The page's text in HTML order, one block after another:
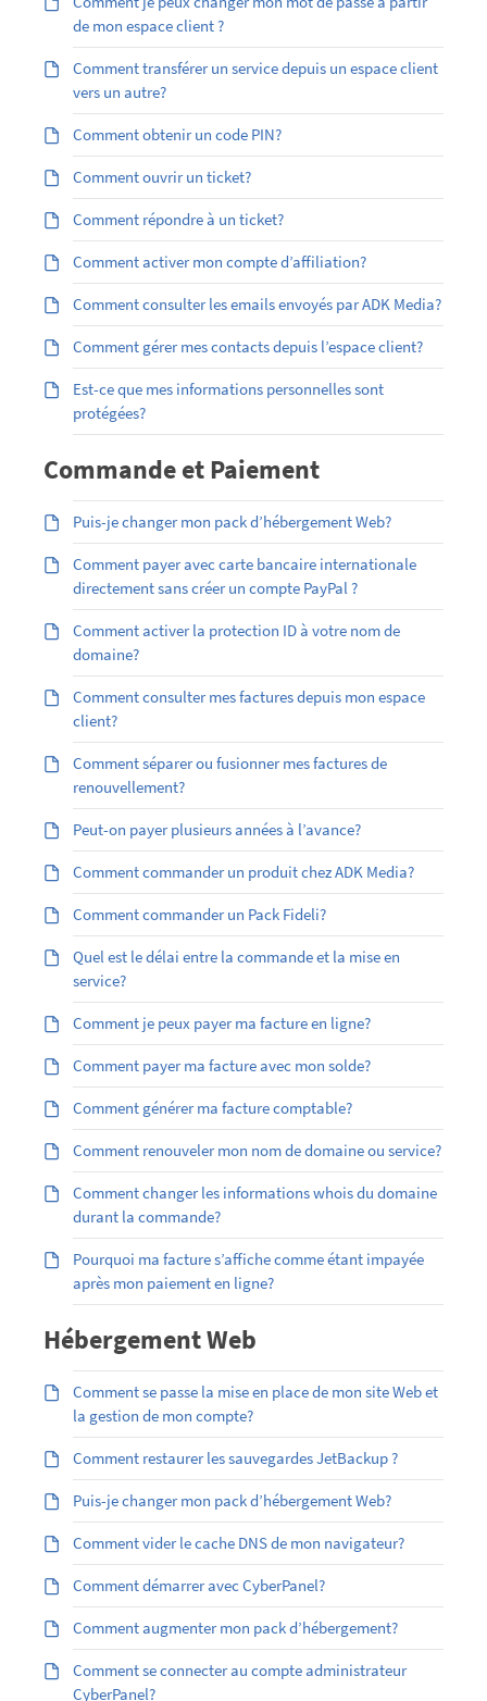
de mon espace client ?
Comment transférer un service depuis un espace client
vers un autre?
Comment obtenir un code PIN?
Comment ouvrir un ticket?
Comment répondre à un ticket?
Comment activer mon compte d’affiliation?
Comment consulter les emails envoyés par ADK Media?
Comment gérer mes contacts depuis l’espace client?
Est-ce que mes informations personnelles sont
protégées?
Commande et Paiement
Puis-je changer mon pack d’hébergement Web?
Comment payer avec carte bancaire internationale
directement sans créer un compte PayPal ?
Comment activer la protection ID à votre nom de
domaine?
Comment consulter mes factures depuis mon espace
client?
Comment séparer ou fusionner mes factures de
renouvellement?
Peut-on payer plusieurs années à l’avance?
Comment commander un produit chez ADK Media?
Comment commander un Pack Fideli?
Quel est le délai entre la commande et la mise en
service?
Comment je peux payer ma facture en ligne?
Comment payer ma facture avec mon solde?
Comment générer ma facture comptable?
Comment renouveler mon nom de domaine ou service?
Comment changer les informations whois du domaine
durant la commande?
Pourquoi ma facture s’affiche comme étant impayée
après mon paiement en ligne?
Hébergement Web
Comment se passe la mise en place de mon site Web et
la gestion de mon compte?
Comment restaurer les sauvegardes JetBackup ?
Puis-je changer mon pack d’hébergement Web?
Comment vider le cache DNS de mon navigateur?
Comment démarrer avec CyberPanel?
Comment augmenter mon pack d’hébergement?
Comment se connecter au compte administrateur
CyberPanel?